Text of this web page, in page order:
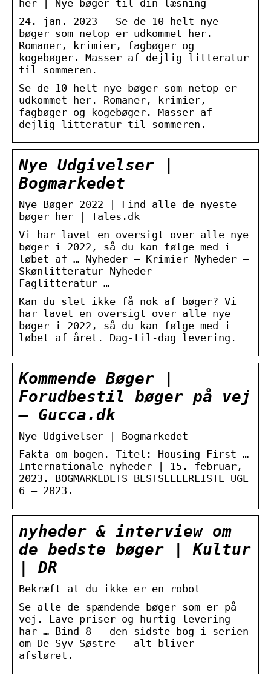
her | Nye bøger til din læsning
24. jan. 2023 — Se de 10 helt nye
bøger som netop er udkommet her.
Romaner, krimier, fagbøger og
kogebøger. Masser af dejlig litteratur
til sommeren.
Se de 10 helt nye bøger som netop er
udkommet her. Romaner, krimier,
fagbøger og kogebøger. Masser af
dejlig litteratur til sommeren.
Nye Udgivelser |
Bogmarkedet
Nye Bøger 2022 | Find alle de nyeste
bøger her | Tales.dk
Vi har lavet en oversigt over alle nye
bøger i 2022, så du kan følge med i
løbet af … Nyheder – Krimier Nyheder –
Skønlitteratur Nyheder –
Faglitteratur …
Kan du slet ikke få nok af bøger? Vi
har lavet en oversigt over alle nye
bøger i 2022, så du kan følge med i
løbet af året. Dag-til-dag levering.
Kommende Bøger |
Forudbestil bøger på vej
– Gucca.dk
Nye Udgivelser | Bogmarkedet
Fakta om bogen. Titel: Housing First …
Internationale nyheder | 15. februar,
2023. BOGMARKEDETS BESTSELLERLISTE UGE
6 – 2023.
nyheder & interview om
de bedste bøger | Kultur
| DR
Bekræft at du ikke er en robot
Se alle de spændende bøger som er på
vej. Lave priser og hurtig levering
har … Bind 8 – den sidste bog i serien
om De Syv Søstre – alt bliver
afsløret.